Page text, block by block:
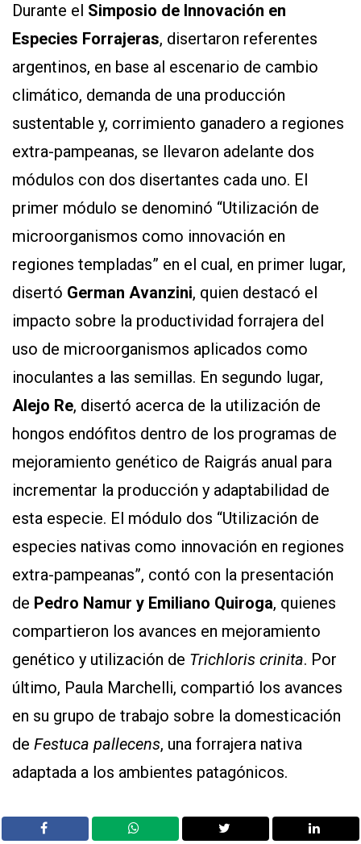
Durante el Simposio de Innovación en
Especies Forrajeras, disertaron referentes
argentinos, en base al escenario de cambio
climático, demanda de una producción
sustentable y, corrimiento ganadero a regiones
extra-pampeanas, se llevaron adelante dos
módulos con dos disertantes cada uno. El
primer módulo se denominó “Utilización de
microorganismos como innovación en
regiones templadas” en el cual, en primer lugar,
disertó German Avanzini, quien destacó el
impacto sobre la productividad forrajera del
uso de microorganismos aplicados como
inoculantes a las semillas. En segundo lugar,
Alejo Re, disertó acerca de la utilización de
hongos endófitos dentro de los programas de
mejoramiento genético de Raigrás anual para
incrementar la producción y adaptabilidad de
esta especie. El módulo dos “Utilización de
especies nativas como innovación en regiones
extra-pampeanas”, contó con la presentación
de Pedro Namur y Emiliano Quiroga, quienes
compartieron los avances en mejoramiento
genético y utilización de Trichloris crinita. Por
último, Paula Marchelli, compartió los avances
en su grupo de trabajo sobre la domesticación
de Festuca pallecens, una forrajera nativa
adaptada a los ambientes patagónicos.
Simposio de Ganadería Familiar
, contó con